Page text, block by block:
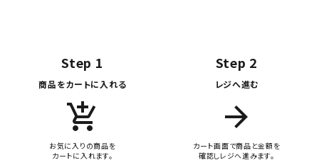
Step 1
商品をカートに入れる
add_shopping_cart
お気に入りの商品を
カートに入れます。
Step 2
レジへ進む
arrow_forward
カート画面で商品と金額を
確認しレジへ進みます。